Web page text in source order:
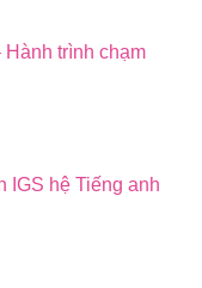
trình chạm
IGS hệ Tiếng anh